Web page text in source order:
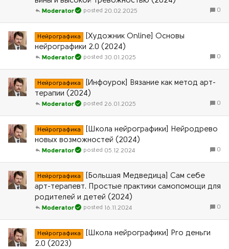
0
20.02.2025
Moderator
Нейрографика
[Художник Online] Основы
нейрографики 2.0 (2024)
0
30.01.2025
Moderator
Нейрографика
[Инфоурок] Вязание как метод арт-
терапии (2024)
0
26.01.2025
Moderator
Нейрографика
[Школа нейрографики] Нейродрево
новых возможностей (2024)
0
05.12.2024
Moderator
Нейрографика
[Большая Медведица] Сам себе
арт-терапевт. Простые практики самопомощи для
родителей и детей (2024)
0
16.11.2024
Moderator
Нейрографика
[Школа нейрографики] Pro деньги
2.0 (2023)